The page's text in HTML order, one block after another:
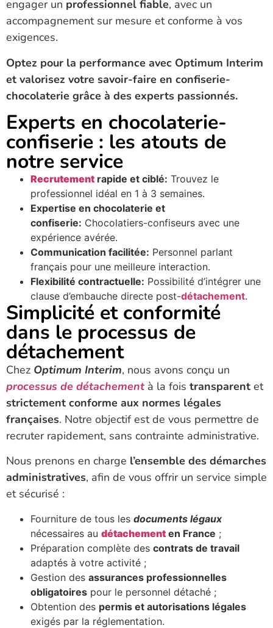
engager un professionnel fiable, avec un
accompagnement sur mesure et conforme à vos
exigences.
Optez pour la performance avec Optimum Interim
et valorisez votre savoir-faire en confiserie-
chocolaterie grâce à des experts passionnés.
Experts en chocolaterie-
confiserie : les atouts de
notre service
Recrutement rapide et ciblé: Trouvez le
professionnel idéal en 1 à 3 semaines.
Expertise en chocolaterie et
confiserie: Chocolatiers-confiseurs avec une
expérience avérée.
Communication facilitée: Personnel parlant
français pour une meilleure interaction.
Flexibilité contractuelle: Possibilité d’intégrer une
clause d’embauche directe post-détachement.
Simplicité et conformité
dans le processus de
détachement
Chez Optimum Interim, nous avons conçu un
processus de détachementà la fois transparent et
strictement conforme aux normes légales
françaises. Notre objectif est de vous permettre de
recruter rapidement, sans contrainte administrative.
Nous prenons en charge l’ensemble des démarches
administratives, afin de vous offrir un service simple
et sécurisé :
Fourniture de tous les documents légaux
nécessaires au détachement en France ;
Préparation complète des contrats de travail
adaptés à votre activité ;
Gestion des assurances professionnelles
obligatoires pour le personnel détaché ;
Obtention des permis et autorisations légales
exigés par la réglementation.